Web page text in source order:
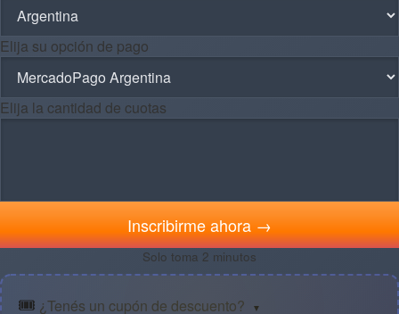
Elija su opción de pago
Elija la cantidad de cuotas
Inscribirme ahora →
Solo toma 2 minutos
🎟️ ¿Tenés un cupón de descuento? ▼